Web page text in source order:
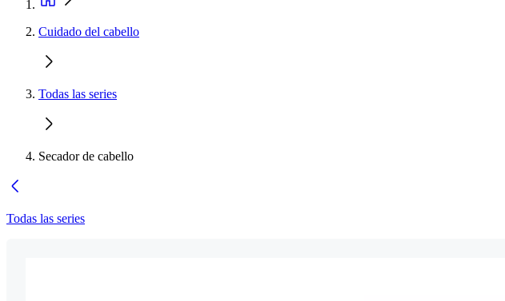
Cuidado del cabello
Todas las series
Secador de cabello
Todas las series